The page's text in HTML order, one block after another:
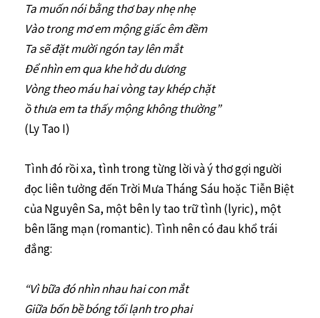
Ta muốn nói bằng thơ bay nhẹ nhẹ
Vào trong mơ em mộng giấc êm đềm
Ta sẽ đặt mười ngón tay lên mắt
Để nhìn em qua khe hở du dương
Vòng theo máu hai vòng tay khép chặt
ồ thưa em ta thấy mộng không thường”
(Ly Tao I)
Tình đó rồi xa, tình trong từng lời và ý thơ gợi người
đọc liên tưởng đến Trời Mưa Tháng Sáu hoặc Tiễn Biệt
của Nguyên Sa, một bên ly tao trữ tình (lyric), một
bên lãng mạn (romantic). Tình nên có đau khổ trái
đắng:
“Vì bữa đó nhìn nhau hai con mắt
Giữa bốn bề bóng tối lạnh tro phai